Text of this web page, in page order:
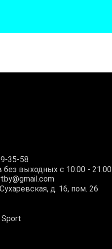
35-58
выходных с 10:00 - 21:00
д. 16, пом. 26